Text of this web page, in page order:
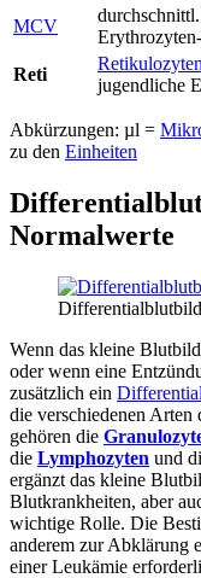
MCV
durchschnittl.
Reti
Retikulozyten
jugendliche
Abkürzungen: µl =
zu den Einheiten
Normalwerte
Wenn das kleine
oder wenn eine
zusätzlich ein
die verschiedenen Arten
gehören die
die Lymphozyten und
ergänzt das kleine
Blutkrankheiten, aber
wichtige Rolle. Die
anderem zur Abklärung
einer Leukämie